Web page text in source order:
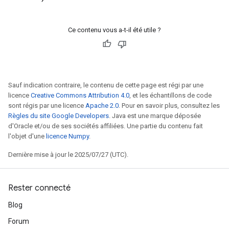
Ce contenu vous a-t-il été utile ?
Sauf indication contraire, le contenu de cette page est régi par une
licence Creative Commons Attribution 4.0, et les échantillons de code
sont régis par une licence Apache 2.0. Pour en savoir plus, consultez les
Règles du site Google Developers. Java est une marque déposée
d'Oracle et/ou de ses sociétés affiliées. Une partie du contenu fait
l'objet d'une licence Numpy.
Dernière mise à jour le 2025/07/27 (UTC).
Rester connecté
Blog
Forum